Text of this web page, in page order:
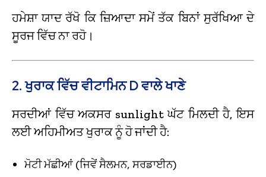
ਹਮੇਸ਼ਾ ਯਾਦ ਰੱਖੋ ਕਿ ਜ਼ਿਆਦਾ ਸਮੇਂ ਤੱਕ ਬਿਨਾਂ ਸੁਰੱਖਿਆ ਦੇ
ਸੂਰਜ ਵਿੱਚ ਨਾ ਰਹੋ।
2. ਖੁਰਾਕ ਵਿੱਚ ਵੀਟਾਮਿਨ D ਵਾਲੇ ਖਾਣੇ
ਸਰਦੀਆਂ ਵਿੱਚ ਅਕਸਰ sunlight ਘੱਟ ਮਿਲਦੀ ਹੈ, ਇਸ
ਲਈ ਅਹਿਮੀਅਤ ਖੁਰਾਕ ਨੂੰ ਹੋ ਜਾਂਦੀ ਹੈ:
ਮੋਟੀ ਮੱਛੀਆਂ (ਜਿਵੇਂ ਸੈਲਮਨ, ਸਰਡਾਈਨ)